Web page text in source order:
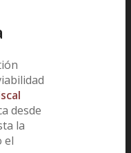
desde
la
el